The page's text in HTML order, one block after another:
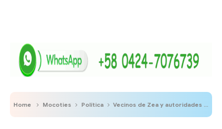
Home Mocoties Política Vecinos de Zea y autoridades se unen para abordar la problemática del uso indebido de motocicletas